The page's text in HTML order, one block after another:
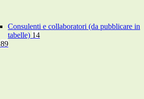
Consulenti e collaboratori (da pubblicare in
tabelle) 14
89